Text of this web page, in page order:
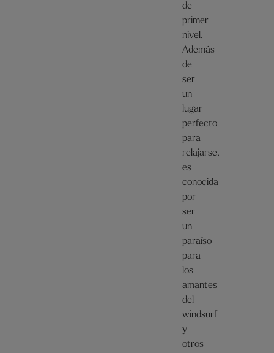
de
primer
nivel.
Además
de
ser
un
lugar
perfecto
para
relajarse,
es
conocida
por
ser
un
paraíso
para
los
amantes
del
windsurf
y
otros